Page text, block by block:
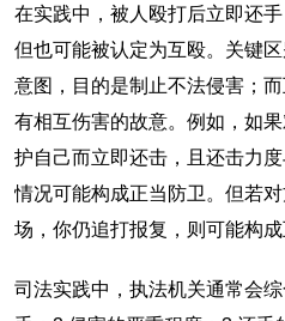
在实践中，被人殴打后立即还
但也可能被认定为互殴。关键
意图，目的是制止不法侵害；
有相互伤害的故意。例如，如
护自己而立即还击，且还击力
情况可能构成正当防卫。但若
场，你仍追打报复，则可能构成
司法实践中，执法机关通常会